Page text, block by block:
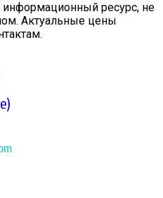
ресурс, не
Актуальные цены